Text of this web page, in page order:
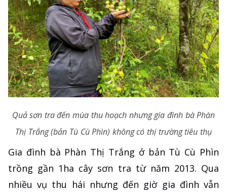
Quả sơn tra đến mùa thu hoạch nhưng gia đình bà Phàn
Thị Trắng (bản Tù Cù Phìn) không có thị trường tiêu thụ
Gia đình bà Phàn Thị Trắng ở bản Tù Cù Phìn
trồng gần 1ha cây sơn tra từ năm 2013. Qua
nhiều vụ thu hái nhưng đến giờ gia đình vẫn